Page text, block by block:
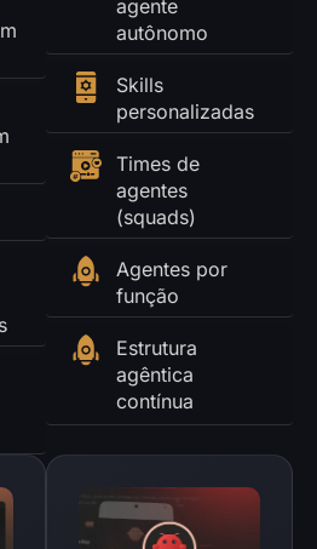
agente
autônomo
Skills
personalizadas
Times de
agentes
(squads)
Agentes por
função
Estrutura
agêntica
contínua